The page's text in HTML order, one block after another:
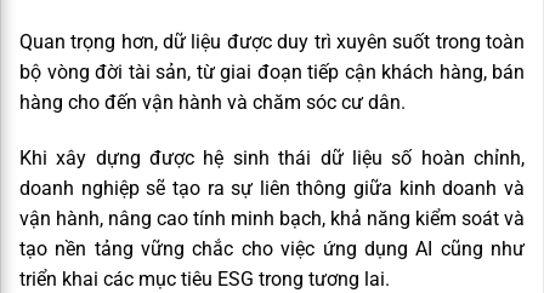
Quan trọng hơn, dữ liệu được duy trì xuyên suốt trong toàn
bộ vòng đời tài sản, từ giai đoạn tiếp cận khách hàng, bán
hàng cho đến vận hành và chăm sóc cư dân.
Khi xây dựng được hệ sinh thái dữ liệu số hoàn chỉnh,
doanh nghiệp sẽ tạo ra sự liên thông giữa kinh doanh và
vận hành, nâng cao tính minh bạch, khả năng kiểm soát và
tạo nền tảng vững chắc cho việc ứng dụng AI cũng như
triển khai các mục tiêu ESG trong tương lai.